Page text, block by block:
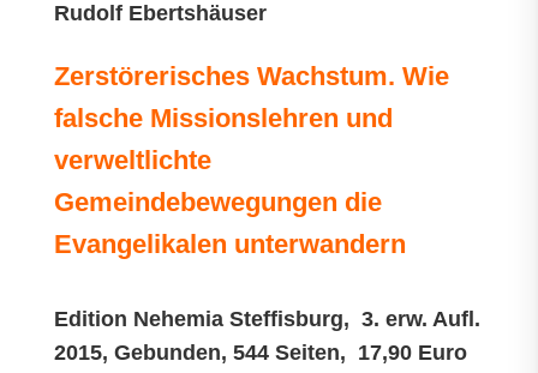
Rudolf Ebertshäuser
Zerstörerisches Wachstum. Wie
falsche Missionslehren und
verweltlichte
Gemeindebewegungen die
Evangelikalen unterwandern
Edition Nehemia Steffisburg, 3. erw. Aufl.
2015, Gebunden, 544 Seiten, 17,90 Euro